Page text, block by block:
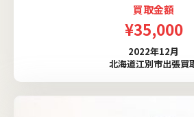
買取金額
¥35,000
2022年12月
北海道江別市出張買